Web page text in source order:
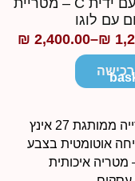
אינץ׳ עם ידית C – מטריית
לוגו
₪
–
₪2,400.00